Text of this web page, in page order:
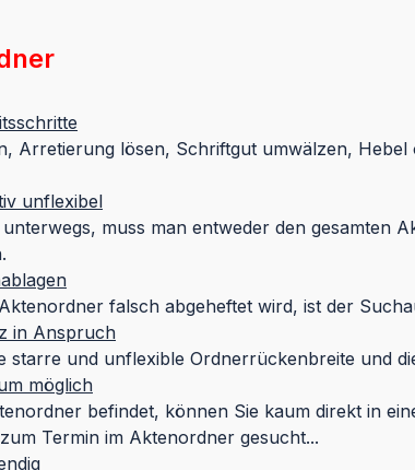
Arretierung lösen, Schriftgut umwälzen,
unflexibel
muss man entweder den gesamten
falsch abgeheftet wird, ist der
in Anspruch
starre und unflexible Ordnerrückenbreite und
möglich
befindet, können Sie kaum direkt in
Termin im Aktenordner gesucht...